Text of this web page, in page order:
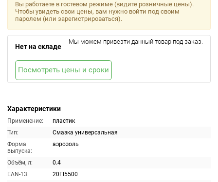
Характеристики
Применение:
пластик
Тип:
Смазка универсальная
Форма
выпуска:
аэрозоль
Объём, л:
0.4
EAN-13:
20FI5500
Вы работаете в гостевом режиме (видите розничные цены).
Чтобы увидеть свои цены, вам нужно войти под своим
паролем (или зарегистрироваться).
Нет на складе
Мы можем привезти данный товар под заказ.
Посмотреть цены и сроки